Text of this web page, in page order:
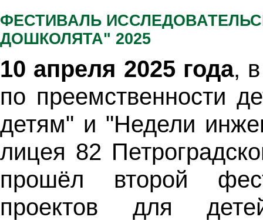
ФЕСТИВАЛЬ
ДОШКОЛЯТА" 2025
10 апреля 2025 года,
по преемственности
детям" и "Недели
лицея 82
прошёл второй
проектов для